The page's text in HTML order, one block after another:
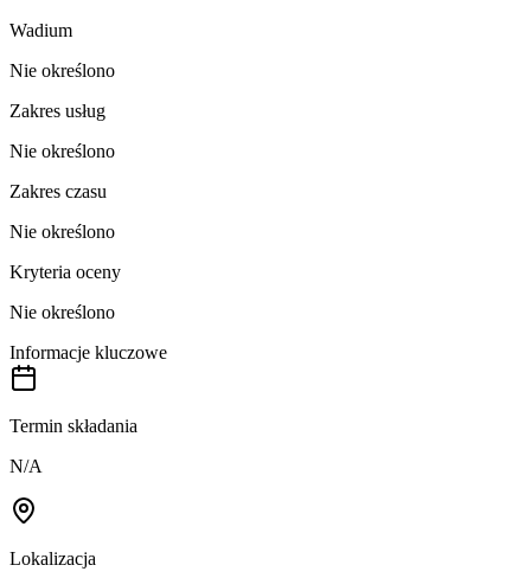
Wadium
Nie określono
Zakres usług
Nie określono
Zakres czasu
Nie określono
Kryteria oceny
Nie określono
Informacje kluczowe
Termin składania
N/A
Lokalizacja